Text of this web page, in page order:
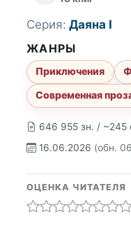
646 955 зн. / ~245
16.06.2026 (обн.
Серия: Даяна I
ЖАНРЫ
Приключения
Современная
ОЦЕНКА ЧИТАТЕЛЯ